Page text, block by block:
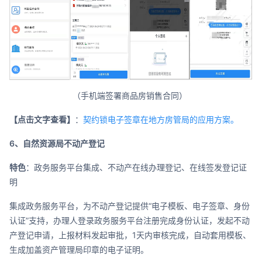
（手机端签署商品房销售合同）
【点击文字查看】 ： 契约锁电子签章在地方房管局的应用方案。
6、自然资源局不动产登记
特色：政务服务平台集成、不动产在线办理登记、在线签发登记证
明
集成政务服务平台，为不动产登记提供“电子模板、电子签章、身份
认证”支持，办理人登录政务服务平台注册完成身份认证，发起不动
产登记申请，上报材料发起审批，1天内审核完成，自动套用模板、
生成加盖资产管理局印章的电子证明。